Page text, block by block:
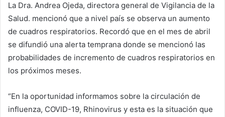
La Dra. Andrea Ojeda, directora general de Vigilancia de la
Salud. mencionó que a nivel país se observa un aumento
de cuadros respiratorios. Recordó que en el mes de abril
se difundió una alerta temprana donde se mencionó las
probabilidades de incremento de cuadros respiratorios en
los próximos meses.
“En la oportunidad informamos sobre la circulación de
influenza, COVID-19, Rhinovirus y esta es la situación que